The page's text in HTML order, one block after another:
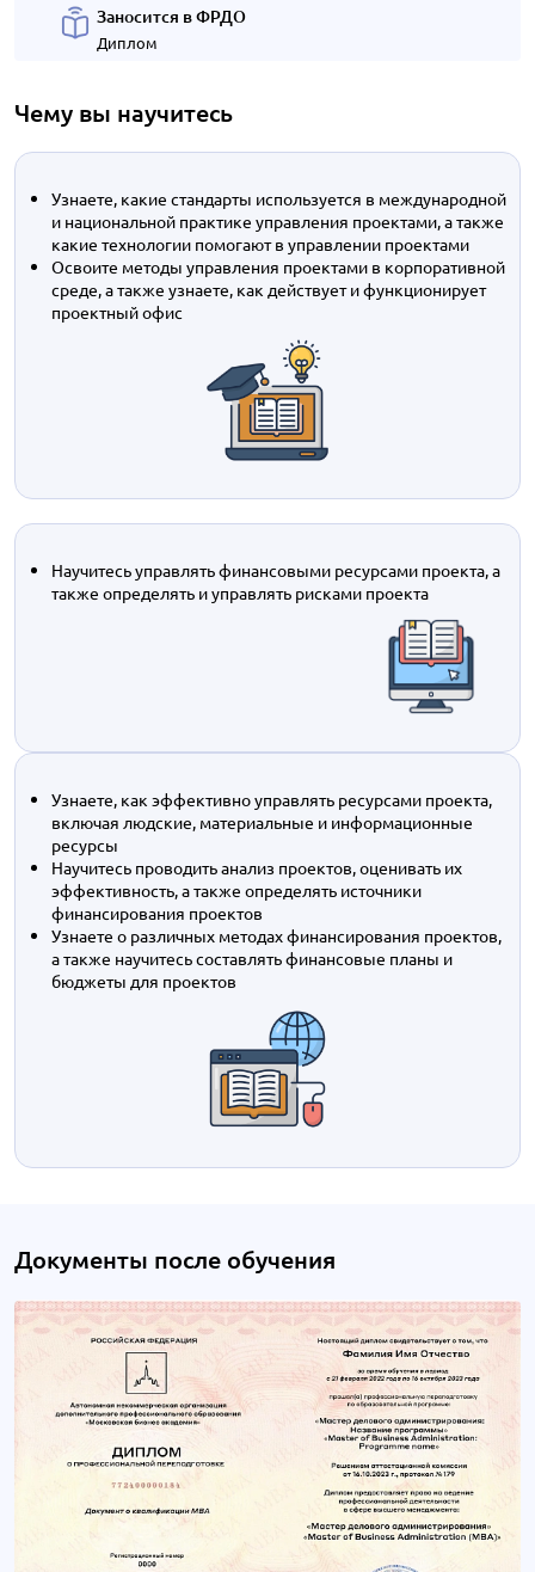
Заносится в ФРДО
Диплом
Чему вы научитесь
Узнаете, какие стандарты используется в международной
и национальной практике управления проектами, а также
какие технологии помогают в управлении проектами
Освоите методы управления проектами в корпоративной
среде, а также узнаете, как действует и функционирует
проектный офис
Научитесь управлять финансовыми ресурсами проекта, а
также определять и управлять рисками проекта
Узнаете, как эффективно управлять ресурсами проекта,
включая людские, материальные и информационные
ресурсы
Научитесь проводить анализ проектов, оценивать их
эффективность, а также определять источники
финансирования проектов
Узнаете о различных методах финансирования проектов,
а также научитесь составлять финансовые планы и
бюджеты для проектов
Документы после обучения